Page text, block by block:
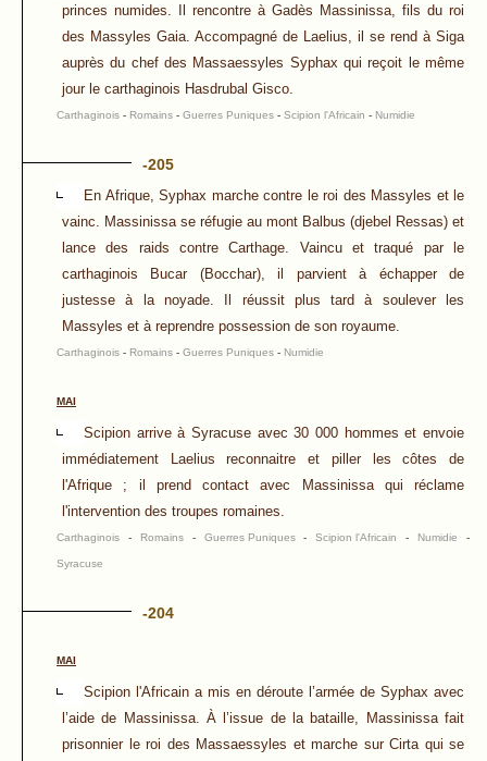
princes numides. Il rencontre à Gadès Massinissa, fils du roi
des Massyles Gaia. Accompagné de Laelius, il se rend à Siga
auprès du chef des Massaessyles Syphax qui reçoit le même
jour le carthaginois Hasdrubal Gisco.
Carthaginois - Romains - Guerres Puniques - Scipion l'Africain - Numidie
-205
En Afrique, Syphax marche contre le roi des Massyles et le
vainc. Massinissa se réfugie au mont Balbus (djebel Ressas) et
lance des raids contre Carthage. Vaincu et traqué par le
carthaginois Bucar (Bocchar), il parvient à échapper de
justesse à la noyade. Il réussit plus tard à soulever les
Massyles et à reprendre possession de son royaume.
Carthaginois - Romains - Guerres Puniques - Numidie
MAI
Scipion arrive à Syracuse avec 30 000 hommes et envoie
immédiatement Laelius reconnaitre et piller les côtes de
l'Afrique ; il prend contact avec Massinissa qui réclame
l'intervention des troupes romaines.
Carthaginois - Romains- Guerres Puniques-Scipion l'Africain - Numidie -
Syracuse
-204
MAI
Scipion l'Africain a mis en déroute l’armée de Syphax avec
l’aide de Massinissa. À l’issue de la bataille, Massinissa fait
prisonnier le roi des Massaessyles et marche sur Cirta qui se